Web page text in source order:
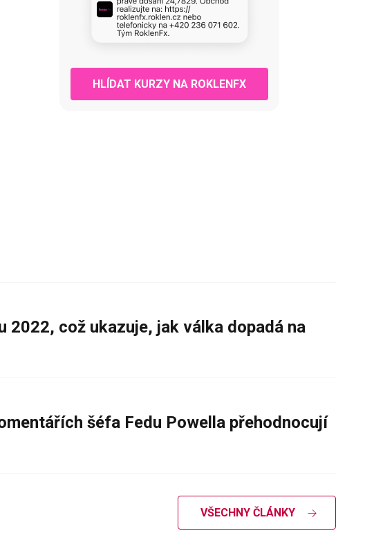
HLÍDAT KURZY NA ROKLENFX
2022, což ukazuje, jak válka dopadá na
šéfa Fedu Powella přehodnocují
VŠECHNY ČLÁNKY